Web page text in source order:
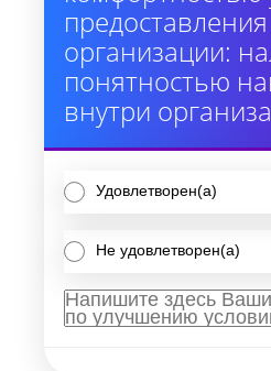
предоставления
организации:
понятностью
внутри
Удовлетворен(а)
Не удовлетворен(а)